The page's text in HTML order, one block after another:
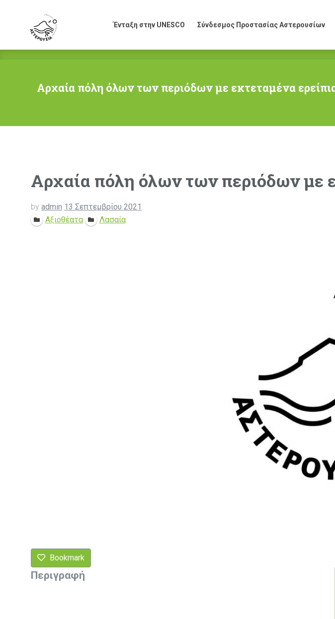
Ένταξη στην UNESCO Σύνδεσμος Προστασίας Αστερουσίων
Αρχαία πόλη όλων των περιόδων με εκτεταμένα
Αρχαία πόλη όλων των περιόδων με
by admin 13 Σεπτεμβρίου 2021
Αξιοθέατα
Λασαία
Bookmark
Περιγραφή